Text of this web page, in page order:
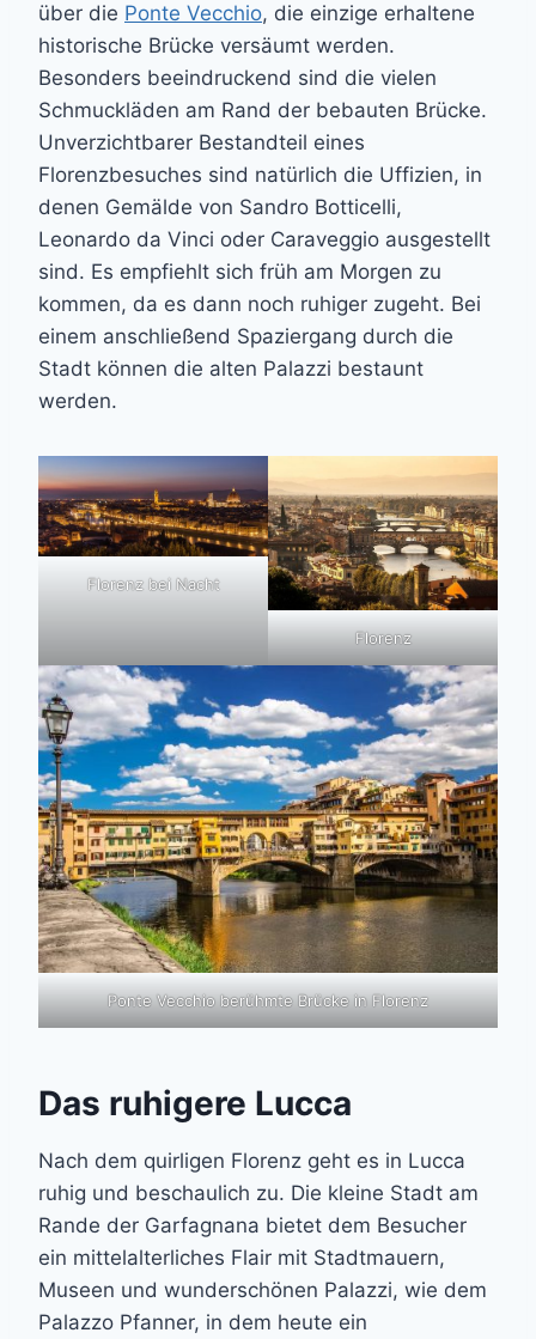
über die Ponte Vecchio, die einzige erhaltene
historische Brücke versäumt werden.
Besonders beeindruckend sind die vielen
Schmuckläden am Rand der bebauten Brücke.
Unverzichtbarer Bestandteil eines
Florenzbesuches sind natürlich die Uffizien, in
denen Gemälde von Sandro Botticelli,
Leonardo da Vinci oder Caraveggio ausgestellt
sind. Es empfiehlt sich früh am Morgen zu
kommen, da es dann noch ruhiger zugeht. Bei
einem anschließend Spaziergang durch die
Stadt können die alten Palazzi bestaunt
werden.
Florenz bei Nacht
Florenz
Ponte Vecchio berühmte Brücke in Florenz
Das ruhigere Lucca
Nach dem quirligen Florenz geht es in Lucca
ruhig und beschaulich zu. Die kleine Stadt am
Rande der Garfagnana bietet dem Besucher
ein mittelalterliches Flair mit Stadtmauern,
Museen und wunderschönen Palazzi, wie dem
Palazzo Pfanner, in dem heute ein